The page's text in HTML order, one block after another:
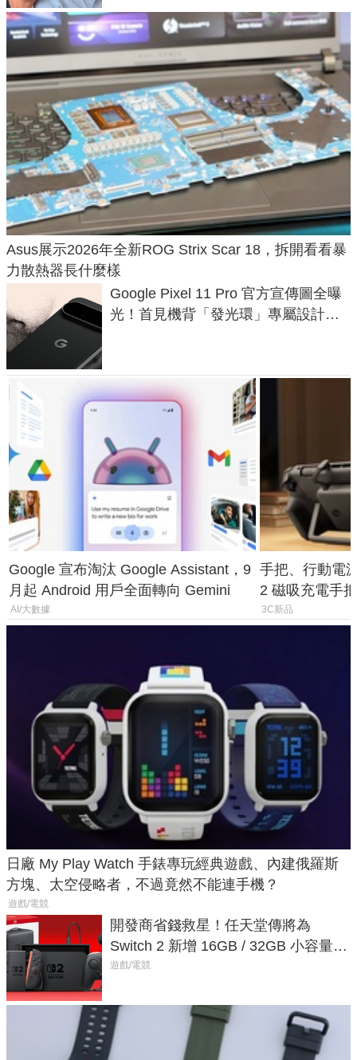
Asus展示2026年全新ROG Strix Scar 18，拆開看看暴
力散熱器長什麼樣
Google Pixel 11 Pro 官方宣傳圖全曝
光！首見機背「發光環」專屬設計、
Google 宣布淘汰 Google Assistant，9
月起 Android 用戶全面轉向 Gemini
AI/大數據
手把、行動電
2 磁吸充電手
倍
3C新品
日廠 My Play Watch 手錶專玩經典遊戲、內建俄羅斯
方塊、太空侵略者，不過竟然不能連手機？
遊戲/電競
開發商省錢救星！任天堂傳將為
Switch 2 新增 16GB / 32GB 小容量遊
戲卡的選擇
遊戲/電競